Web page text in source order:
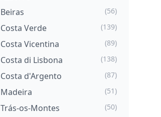
Beiras (56)
Costa Verde (139)
Costa Vicentina (89)
Costa di Lisbona (138)
Costa d'Argento (87)
Madeira (51)
Trás-os-Montes (50)